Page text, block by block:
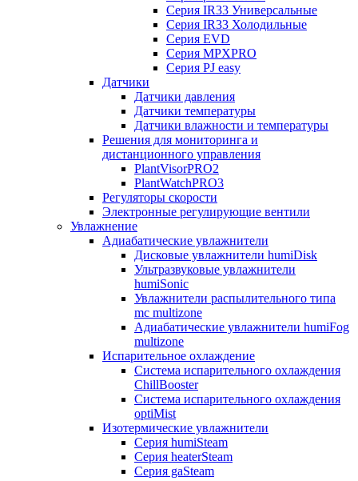
Серия IR33 Универсальные
Серия IR33 Холодильные
Серия EVD
Серия MPXPRO
Серия PJ easy
Датчики
Датчики давления
Датчики температуры
Датчики влажности и температуры
Решения для мониторинга и
дистанционного управления
PlantVisorPRO2
PlantWatchPRO3
Регуляторы скорости
Электронные регулирующие вентили
Увлажнение
Адиабатические увлажнители
Дисковые увлажнители humiDisk
Ультразвуковые увлажнители
humiSonic
Увлажнители распылительного типа
mc multizone
Адиабатические увлажнители humiFog
multizone
Испарительное охлаждение
Система испарительного охлаждения
ChillBooster
Система испарительного охлаждения
optiMist
Изотермические увлажнители
Серия humiSteam
Серия heaterSteam
Серия gaSteam